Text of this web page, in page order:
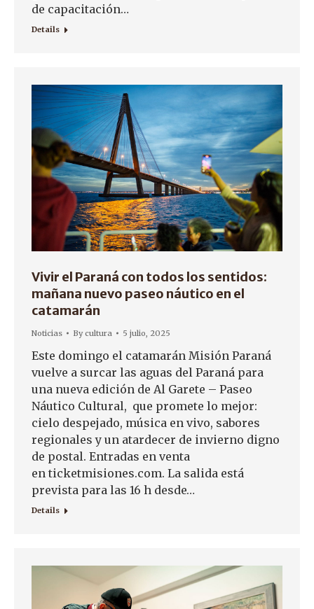
de capacitación…
Details
Vivir el Paraná con todos los sentidos:
mañana nuevo paseo náutico en el
catamarán
Noticias Bycultura 5 julio, 2025
Este domingo el catamarán Misión Paraná
vuelve a surcar las aguas del Paraná para
una nueva edición de Al Garete – Paseo
Náutico Cultural, que promete lo mejor:
cielo despejado, música en vivo, sabores
regionales y un atardecer de invierno digno
de postal. Entradas en venta
en ticketmisiones.com. La salida está
prevista para las 16 h desde…
Details